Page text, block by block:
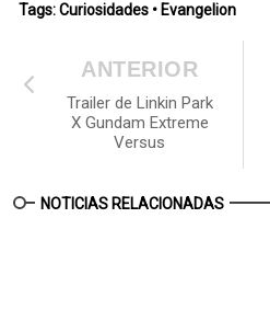
Tags:Curiosidades • Evangelion
ANTERIOR
Trailer de Linkin Park
X Gundam Extreme
Versus
NOTICIAS RELACIONADAS